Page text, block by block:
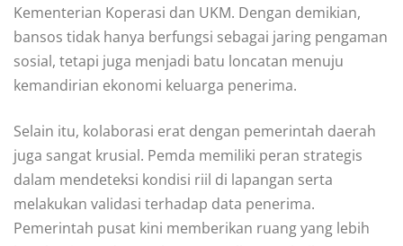
Kementerian Koperasi dan UKM. Dengan demikian,
bansos tidak hanya berfungsi sebagai jaring pengaman
sosial, tetapi juga menjadi batu loncatan menuju
kemandirian ekonomi keluarga penerima.
Selain itu, kolaborasi erat dengan pemerintah daerah
juga sangat krusial. Pemda memiliki peran strategis
dalam mendeteksi kondisi riil di lapangan serta
melakukan validasi terhadap data penerima.
Pemerintah pusat kini memberikan ruang yang lebih